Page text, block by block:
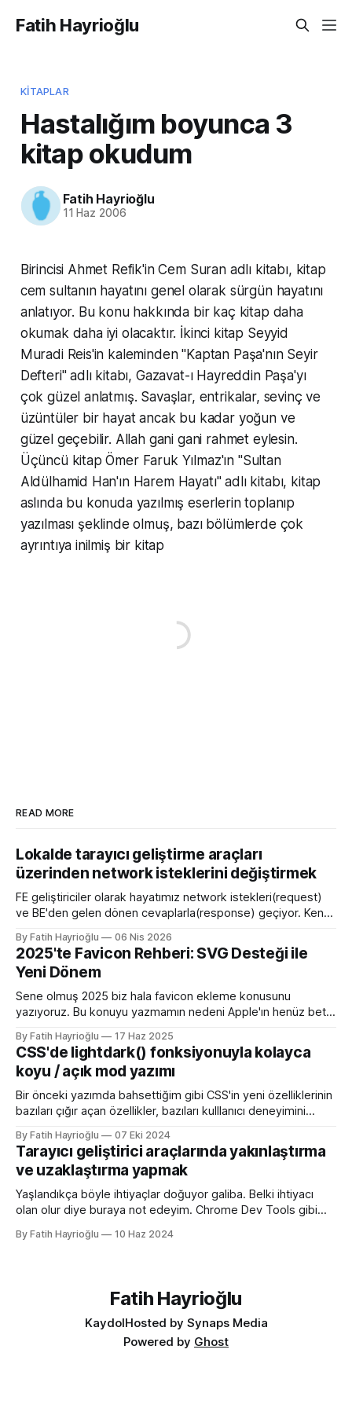
Fatih Hayrioğlu
KITAPLAR
Hastalığım boyunca 3
kitap okudum
Fatih Hayrioğlu
11 Haz 2006
Birincisi Ahmet Refik'in Cem Suran adlı kitabı, kitap
cem sultanın hayatını genel olarak sürgün hayatını
anlatıyor. Bu konu hakkında bir kaç kitap daha
okumak daha iyi olacaktır. İkinci kitap Seyyid
Muradi Reis'in kaleminden "Kaptan Paşa'nın Seyir
Defteri" adlı kitabı, Gazavat-ı Hayreddin Paşa'yı
çok güzel anlatmış. Savaşlar, entrikalar, sevinç ve
üzüntüler bir hayat ancak bu kadar yoğun ve
güzel geçebilir. Allah gani gani rahmet eylesin.
Üçüncü kitap Ömer Faruk Yılmaz'ın "Sultan
Aldülhamid Han'ın Harem Hayatı" adlı kitabı, kitap
aslında bu konuda yazılmış eserlerin toplanıp
yazılması şeklinde olmuş, bazı bölümlerde çok
ayrıntıya inilmiş bir kitap
READ MORE
Lokalde tarayıcı geliştirme araçları
üzerinden network isteklerini değiştirmek
FE geliştiriciler olarak hayatımız network istekleri(request)
ve BE'den gelen dönen cevaplarla(response) geçiyor. Kendi
olduğunda mock server kurmak veya çeşitli kütüphanelerle
bu işi yapıyordum. Mock işini tarayıcı üzerinden yapmaya
başlayalı çok rahatladım. Süper kolaylık sağlayan bir özellik.
Genel kullanım alanları * BE
By Fatih Hayrioğlu 06 Nis 2026
2025'te Favicon Rehberi: SVG Desteği ile
Yeni Dönem
Sene olmuş 2025 biz hala favicon ekleme konusunu
yazıyoruz. Bu konuyu yazmamın nedeni Apple'ın henüz beta
oluşu. Bu vesileyle bilgileri tazelemekte fayda var. favicon,
web sitelerinin tarayıcının sayfa, sekme ve yerimi kısmında
gösterilen küçük simgelerdir. Aslında favori ikon dosyaları
By Fatih Hayrioğlu 17 Haz 2025
CSS'de lightdark() fonksiyonuyla kolayca
koyu / açık mod yazımı
Bir önceki yazımda bahsettiğim gibi CSS'in yeni özelliklerinin
bazıları çığır açan özellikler, bazıları kulllanıcı deneyimini
fonksiyonu gibi yazım kolaylığı sağlayan özellikler. lightdark()
fonksiyonu mevcut uyumlu web yazımındaki büyük sorun
olan aşağıdaki kullanımı daha anlaşılır ve düzenli hale
getirmeye yarıyor. :root { color-scheme:
By Fatih Hayrioğlu 07 Eki 2024
Tarayıcı geliştirici araçlarında yakınlaştırma
ve uzaklaştırma yapmak
Yaşlandıkça böyle ihtiyaçlar doğuyor galiba. Belki ihtiyacı
olan olur diye buraya not edeyim. Chrome Dev Tools gibi
küçük mesela :) Yazı boyutlarını büyütmek için Cmd + + and
By Fatih Hayrioğlu 10 Haz 2024
Fatih Hayrioğlu
KaydolHosted by Synaps Media
Powered by Ghost